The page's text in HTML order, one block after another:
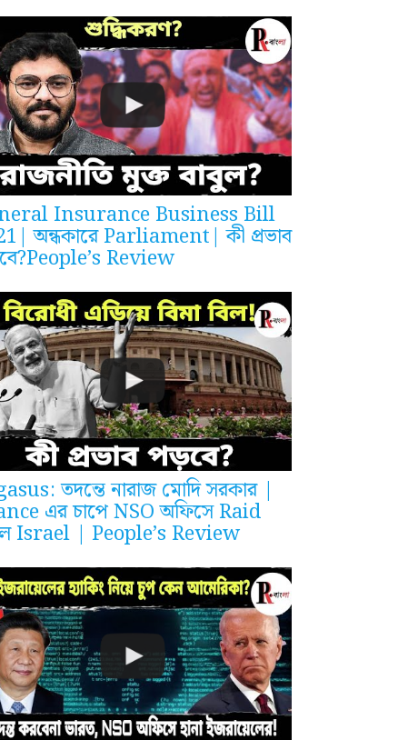
Insurance Business Bill
অন্ধকারে Parliament| কী প্রভাব
Review
তদন্তে নারাজ মোদি সরকার |
এর চাপে NSO অফিসে Raid
Israel | People’s Review